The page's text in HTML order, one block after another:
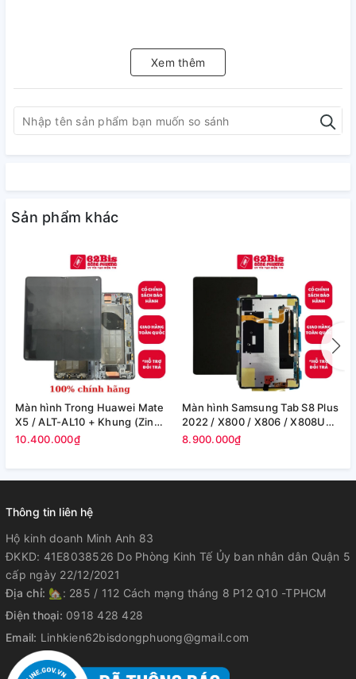
Xem thêm
Sản phẩm khác
Màn hình Trong Huawei Mate
X5 / ALT-AL10 + Khung (Zin
Máy)
10.400.000₫
Màn hình Samsung Tab S8 Plus
2022 / X800 / X806 / X808U
(12.4in) -(Zin)
8.900.000₫
Thông tin liên hệ
Hộ kinh doanh Minh Anh 83
ĐKKD: 41E8038526 Do Phòng Kinh Tế Ủy ban nhân dân Quận 5
cấp ngày 22/12/2021
Địa chỉ: 🏡: 285 / 112 Cách mạng tháng 8 P12 Q10 -TPHCM
Điện thoại: 0918 428 428
Email: Linhkien62bisdongphuong@gmail.com